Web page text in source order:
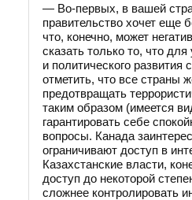
— Во-первых, в вашей
правительство хочет еще
что, конечно, может
сказать только то, что
и политического
отметить, что все страны
предотвращать
таким образом (имеется
гарантировать себе
вопросы. Канада
ограничивают доступ в
Казахстанские власти,
доступ до некоторой
сложнее контролировать